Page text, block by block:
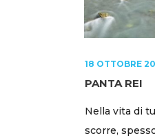
18 OTTOBRE
PANTA REI
Nella vita di
scorre,